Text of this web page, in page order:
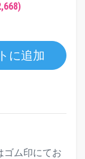
に追加
ゴム印にてお